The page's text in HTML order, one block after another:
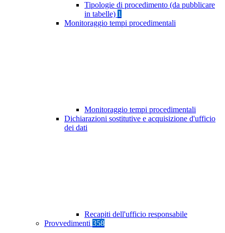
Tipologie di procedimento (da pubblicare
in tabelle) 1
Monitoraggio tempi procedimentali
Monitoraggio tempi procedimentali
Dichiarazioni sostitutive e acquisizione d'ufficio
dei dati
Recapiti dell'ufficio responsabile
Provvedimenti 358